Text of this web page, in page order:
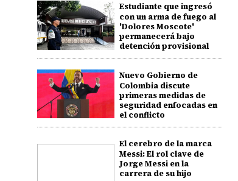
Estudiante que ingresó
con un arma de fuego al
'Dolores Moscote'
permanecerá bajo
detención provisional
Nuevo Gobierno de
Colombia discute
primeras medidas de
seguridad enfocadas en
el conflicto
El cerebro de la marca
Messi: El rol clave de
Jorge Messi en la
carrera de su hijo